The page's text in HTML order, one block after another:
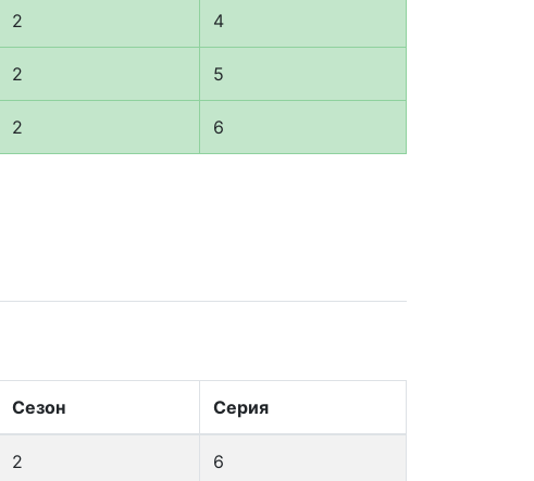
2 4
2 5
2 6
Сезон Серия
2 6